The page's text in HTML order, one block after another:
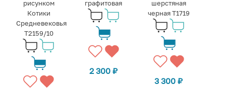
рисунком
Котики
Средневековья
Т2159/10
графитовая
2 300₽
шерстяная
черная T1719
3 300₽